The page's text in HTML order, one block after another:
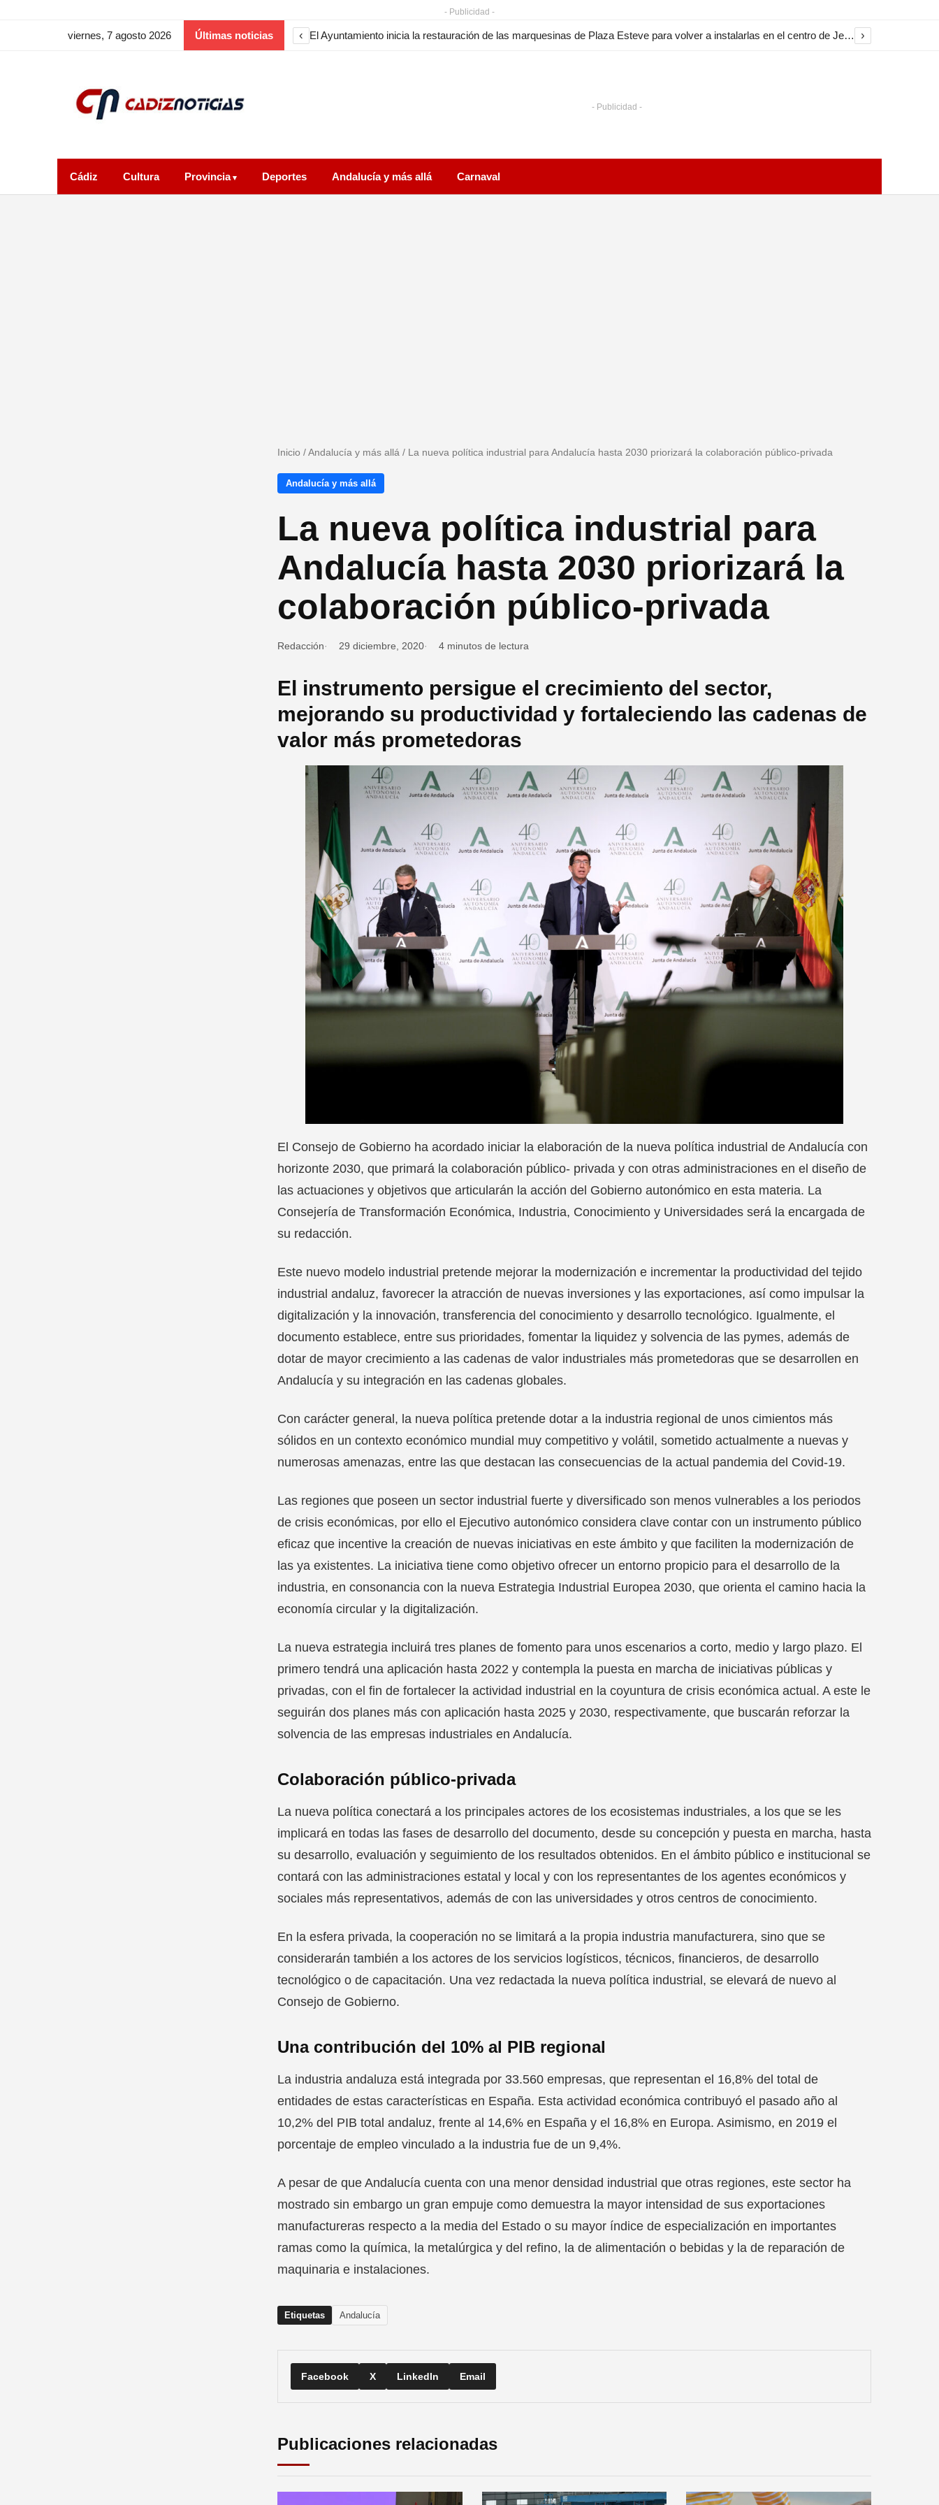
- Publicidad -
viernes, 7 agosto 2026 Últimas noticias ‹ El Ayuntamiento inicia la restauración de las marquesinas de Plaza Esteve para volver a instalarlas en el centro de Jerez ›
- Publicidad -
Cádiz Cultura Provincia Deportes Andalucía y más allá Carnaval
Inicio /Andalucía y más allá / La nueva política industrial para Andalucía hasta 2030 priorizará la colaboración público-privada
Andalucía y más allá
La nueva política industrial para
Andalucía hasta 2030 priorizará la
colaboración público-privada
Redacción 29 diciembre, 2020 4 minutos de lectura
El instrumento persigue el crecimiento del sector,
mejorando su productividad y fortaleciendo las cadenas de
valor más prometedoras
El Consejo de Gobierno ha acordado iniciar la elaboración de la nueva política industrial de Andalucía con
horizonte 2030, que primará la colaboración público- privada y con otras administraciones en el diseño de
las actuaciones y objetivos que articularán la acción del Gobierno autonómico en esta materia. La
Consejería de Transformación Económica, Industria, Conocimiento y Universidades será la encargada de
su redacción.
Este nuevo modelo industrial pretende mejorar la modernización e incrementar la productividad del tejido
industrial andaluz, favorecer la atracción de nuevas inversiones y las exportaciones, así como impulsar la
digitalización y la innovación, transferencia del conocimiento y desarrollo tecnológico. Igualmente, el
documento establece, entre sus prioridades, fomentar la liquidez y solvencia de las pymes, además de
dotar de mayor crecimiento a las cadenas de valor industriales más prometedoras que se desarrollen en
Andalucía y su integración en las cadenas globales.
Con carácter general, la nueva política pretende dotar a la industria regional de unos cimientos más
sólidos en un contexto económico mundial muy competitivo y volátil, sometido actualmente a nuevas y
numerosas amenazas, entre las que destacan las consecuencias de la actual pandemia del Covid-19.
Las regiones que poseen un sector industrial fuerte y diversificado son menos vulnerables a los periodos
de crisis económicas, por ello el Ejecutivo autonómico considera clave contar con un instrumento público
eficaz que incentive la creación de nuevas iniciativas en este ámbito y que faciliten la modernización de
las ya existentes. La iniciativa tiene como objetivo ofrecer un entorno propicio para el desarrollo de la
industria, en consonancia con la nueva Estrategia Industrial Europea 2030, que orienta el camino hacia la
economía circular y la digitalización.
La nueva estrategia incluirá tres planes de fomento para unos escenarios a corto, medio y largo plazo. El
primero tendrá una aplicación hasta 2022 y contempla la puesta en marcha de iniciativas públicas y
privadas, con el fin de fortalecer la actividad industrial en la coyuntura de crisis económica actual. A este le
seguirán dos planes más con aplicación hasta 2025 y 2030, respectivamente, que buscarán reforzar la
solvencia de las empresas industriales en Andalucía.
Colaboración público-privada
La nueva política conectará a los principales actores de los ecosistemas industriales, a los que se les
implicará en todas las fases de desarrollo del documento, desde su concepción y puesta en marcha, hasta
su desarrollo, evaluación y seguimiento de los resultados obtenidos. En el ámbito público e institucional se
contará con las administraciones estatal y local y con los representantes de los agentes económicos y
sociales más representativos, además de con las universidades y otros centros de conocimiento.
En la esfera privada, la cooperación no se limitará a la propia industria manufacturera, sino que se
considerarán también a los actores de los servicios logísticos, técnicos, financieros, de desarrollo
tecnológico o de capacitación. Una vez redactada la nueva política industrial, se elevará de nuevo al
Consejo de Gobierno.
Una contribución del 10% al PIB regional
La industria andaluza está integrada por 33.560 empresas, que representan el 16,8% del total de
entidades de estas características en España. Esta actividad económica contribuyó el pasado año al
10,2% del PIB total andaluz, frente al 14,6% en España y el 16,8% en Europa. Asimismo, en 2019 el
porcentaje de empleo vinculado a la industria fue de un 9,4%.
A pesar de que Andalucía cuenta con una menor densidad industrial que otras regiones, este sector ha
mostrado sin embargo un gran empuje como demuestra la mayor intensidad de sus exportaciones
manufactureras respecto a la media del Estado o su mayor índice de especialización en importantes
ramas como la química, la metalúrgica y del refino, la de alimentación o bebidas y la de reparación de
maquinaria e instalaciones.
Etiquetas Andalucía
Facebook X LinkedIn Email
Publicaciones relacionadas